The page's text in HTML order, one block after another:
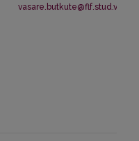
vasare.butkute@flf.stud.vu.lt